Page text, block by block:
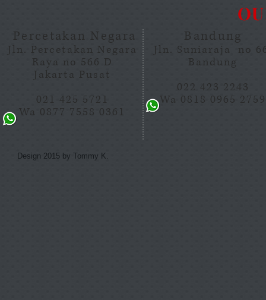
Percetakan Negara
Jln. Percetakan Negara
Raya no 566 D
Jakarta Pusat
021 425 5721
Wa 0877 7558 0361
Bandung
Jln. Suniaraja no
Bandung
022 423 2243
Wa 0818 0965 2759
Design 2015 by Tommy K.